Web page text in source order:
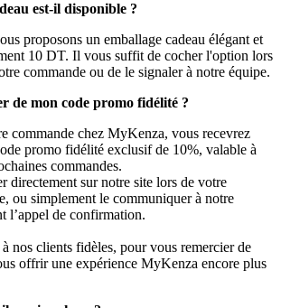
est-il disponible ?
proposons un emballage cadeau élégant et
10 DT. Il vous suffit de cocher l'option lors
commande ou de le signaler à notre équipe.
de mon code promo fidélité ?
commande chez MyKenza, vous recevrez
promo fidélité exclusif de 10%, valable à
commandes.
directement sur notre site lors de votre
ou simplement le communiquer à notre
l’appel de confirmation.
nos clients fidèles, pour vous remercier de
offrir une expérience MyKenza encore plus